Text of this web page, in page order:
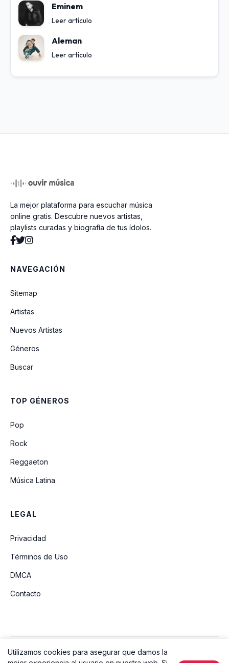
Eminem
Leer artículo
Aleman
Leer artículo
La mejor plataforma para escuchar música
online gratis. Descubre nuevos artistas,
playlists curadas y biografía de tus ídolos.
NAVEGACIÓN
Sitemap
Artistas
Nuevos Artistas
Géneros
Buscar
TOP GÉNEROS
Pop
Rock
Reggaeton
Música Latina
LEGAL
Privacidad
Términos de Uso
DMCA
Contacto
Utilizamos cookies para asegurar que damos la